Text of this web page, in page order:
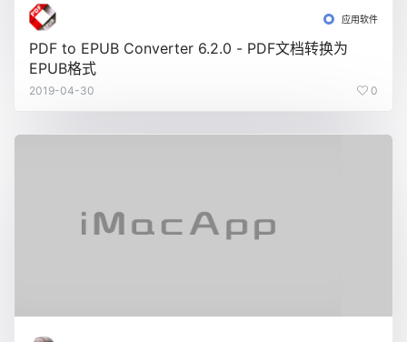
应用软件
PDF to EPUB Converter 6.2.0 - PDF文档转换为
EPUB格式
2019-04-30 0